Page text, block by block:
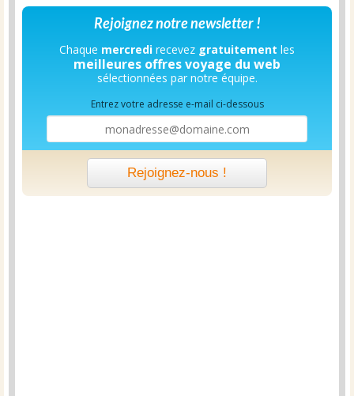
Rejoignez notre newsletter !
Chaque mercredi recevez gratuitement les
meilleures offres voyage du web
sélectionnées par notre équipe.
Entrez votre adresse e-mail ci-dessous
Rejoignez-nous !